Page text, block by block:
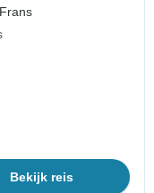
Bekijk reis